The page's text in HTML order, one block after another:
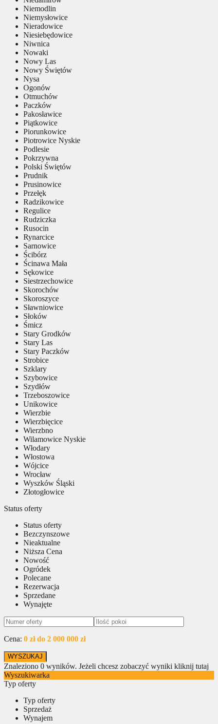
Niemodlin
Niemysłowice
Nieradowice
Niesiebędowice
Niwnica
Nowaki
Nowy Las
Nowy Świętów
Nysa
Ogonów
Otmuchów
Paczków
Pakosławice
Piątkowice
Piorunkowice
Piotrowice Nyskie
Podlesie
Pokrzywna
Polski Świętów
Prudnik
Prusinowice
Przełęk
Radzikowice
Regulice
Rudziczka
Rusocin
Rynarcice
Sarnowice
Ścibórz
Ścinawa Mała
Sękowice
Siestrzechowice
Skorochów
Skoroszyce
Sławniowice
Słoków
Śmicz
Stary Grodków
Stary Las
Stary Paczków
Strobice
Szklary
Szybowice
Szydłów
Trzeboszowice
Unikowice
Wierzbie
Wierzbięcice
Wierzbno
Wilamowice Nyskie
Włodary
Włostowa
Wójcice
Wrocław
Wyszków Śląski
Złotogłowice
Status oferty
Status oferty
Bezczynszowe
Nieaktualne
Niższa Cena
Nowość
Ogródek
Polecane
Rezerwacja
Sprzedane
Wynajęte
Cena: 0 zł do 2 000 000 zł
Znaleziono 0 wyników. Jeżeli chcesz zobaczyć wyniki kliknij tutaj
Wyszukiwarka
Typ oferty
Typ oferty
Sprzedaż
Wynajem